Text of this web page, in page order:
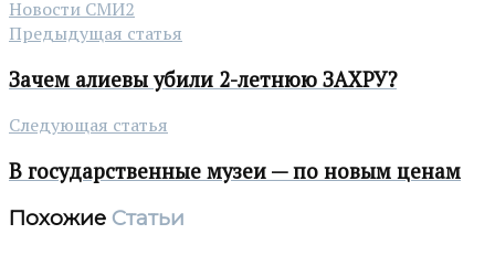
Новости СМИ2
Предыдущая статья
Зачем алиевы убили 2-летнюю ЗАХРУ?
Следующая статья
В государственные музеи — по новым ценам
Похожие Статьи